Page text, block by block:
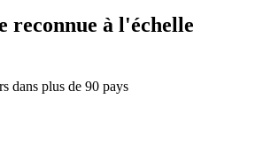
reconnue à l'échelle
dans plus de 90 pays